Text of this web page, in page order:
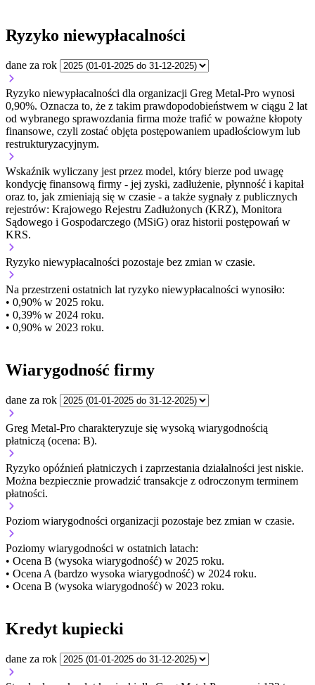
Ryzyko niewypłacalności
dane za rok
Ryzyko niewypłacalności dla organizacji Greg Metal-Pro wynosi
0,90%. Oznacza to, że z takim prawdopodobieństwem w ciągu 2 lat
od wybranego sprawozdania firma może trafić w poważne kłopoty
finansowe, czyli zostać objęta postępowaniem upadłościowym lub
restrukturyzacyjnym.
Wskaźnik wyliczany jest przez model, który bierze pod uwagę
kondycję finansową firmy - jej zyski, zadłużenie, płynność i kapitał
oraz to, jak zmieniają się w czasie - a także sygnały z publicznych
rejestrów: Krajowego Rejestru Zadłużonych (KRZ), Monitora
Sądowego i Gospodarczego (MSiG) oraz historii postępowań w
KRS.
Ryzyko niewypłacalności pozostaje bez zmian w czasie.
Na przestrzeni ostatnich lat ryzyko niewypłacalności wynosiło:
• 0,90% w 2025 roku.
• 0,39% w 2024 roku.
• 0,90% w 2023 roku.
Wiarygodność firmy
dane za rok
Greg Metal-Pro charakteryzuje się wysoką wiarygodnością
płatniczą (ocena: B).
Ryzyko opóźnień płatniczych i zaprzestania działalności jest niskie.
Można bezpiecznie prowadzić transakcje z odroczonym terminem
płatności.
Poziom wiarygodności organizacji pozostaje bez zmian w czasie.
Poziomy wiarygodności w ostatnich latach:
• Ocena B (wysoka wiarygodność) w 2025 roku.
• Ocena A (bardzo wysoka wiarygodność) w 2024 roku.
• Ocena B (wysoka wiarygodność) w 2023 roku.
Kredyt kupiecki
dane za rok